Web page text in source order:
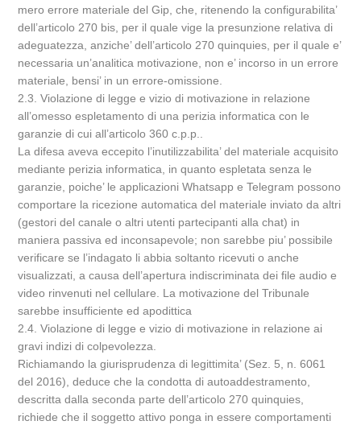
mero errore materiale del Gip, che, ritenendo la configurabilita’
dell’articolo 270 bis, per il quale vige la presunzione relativa di
adeguatezza, anziche’ dell’articolo 270 quinquies, per il quale e’
necessaria un’analitica motivazione, non e’ incorso in un errore
materiale, bensi’ in un errore-omissione.
2.3. Violazione di legge e vizio di motivazione in relazione
all’omesso espletamento di una perizia informatica con le
garanzie di cui all’articolo 360 c.p.p..
La difesa aveva eccepito l’inutilizzabilita’ del materiale acquisito
mediante perizia informatica, in quanto espletata senza le
garanzie, poiche’ le applicazioni Whatsapp e Telegram possono
comportare la ricezione automatica del materiale inviato da altri
(gestori del canale o altri utenti partecipanti alla chat) in
maniera passiva ed inconsapevole; non sarebbe piu’ possibile
verificare se l’indagato li abbia soltanto ricevuti o anche
visualizzati, a causa dell’apertura indiscriminata dei file audio e
video rinvenuti nel cellulare. La motivazione del Tribunale
sarebbe insufficiente ed apodittica
2.4. Violazione di legge e vizio di motivazione in relazione ai
gravi indizi di colpevolezza.
Richiamando la giurisprudenza di legittimita’ (Sez. 5, n. 6061
del 2016), deduce che la condotta di autoaddestramento,
descritta dalla seconda parte dell’articolo 270 quinquies,
richiede che il soggetto attivo ponga in essere comportamenti